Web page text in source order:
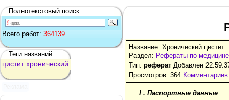
Полнотекстовый поиск
Всего работ: 364139
Теги названий
цистит хронический
Название: Хронический цистит
Раздел: Рефераты по медицине
Тип: реферат Добавлен
Просмотров: 364
I . Паспортные данные